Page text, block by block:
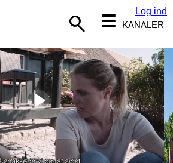
Log ind
☰ KANALER